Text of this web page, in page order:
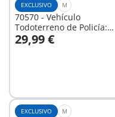
EXCLUSIVO M
70570 - Vehículo
Todoterreno de Policía:
persecución del ladrón de
tesoros.
29,99 €
A la cesta
EXCLUSIVO M